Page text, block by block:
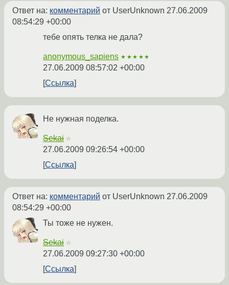
Ответ на: комментарий от UserUnknown 27.06.2009
08:54:29 +00:00
тебе опять телка не дала?
anonymous_sapiens ★★★★★
27.06.2009 08:57:02 +00:00
Ссылка
Не нужная поделка.
Sekai ☆
27.06.2009 09:26:54 +00:00
Ссылка
Ответ на: комментарий от UserUnknown 27.06.2009
08:54:29 +00:00
Ты тоже не нужен.
Sekai ☆
27.06.2009 09:27:30 +00:00
Ссылка